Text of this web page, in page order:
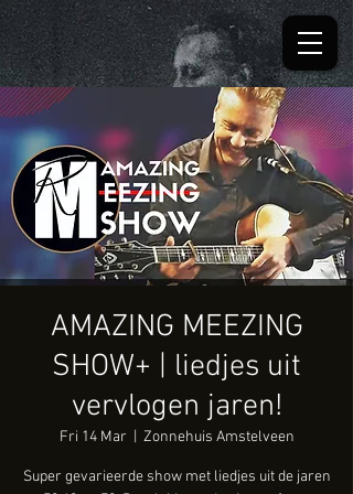
AMAZING MEEZING
SHOW+ | liedjes uit
vervlogen jaren!
Fri 14 Mar Zonnehuis Amstelveen
Super gevarieerde show met liedjes uit de jaren